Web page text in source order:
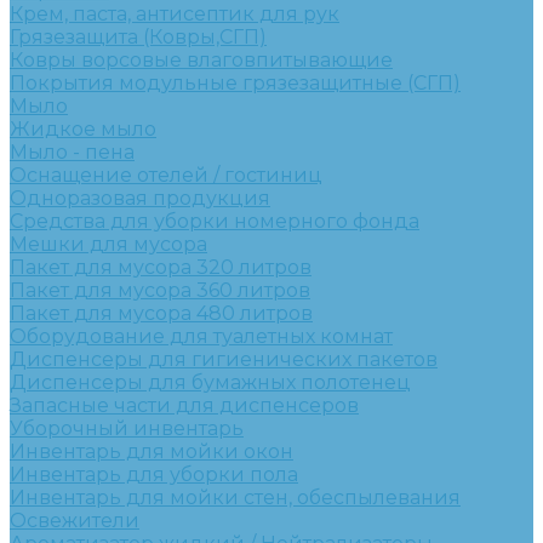
Крем, паста, антисептик для рук
Грязезащита (Ковры,СГП)
Ковры ворсовые влаговпитывающие
Покрытия модульные грязезащитные (СГП)
Мыло
Жидкое мыло
Мыло - пена
Оснащение отелей / гостиниц
Одноразовая продукция
Средства для уборки номерного фонда
Мешки для мусора
Пакет для мусора 320 литров
Пакет для мусора 360 литров
Пакет для мусора 480 литров
Оборудование для туалетных комнат
Диспенсеры для гигиенических пакетов
Диспенсеры для бумажных полотенец
Запасные части для диспенсеров
Уборочный инвентарь
Инвентарь для мойки окон
Инвентарь для уборки пола
Инвентарь для мойки стен, обеспылевания
Освежители